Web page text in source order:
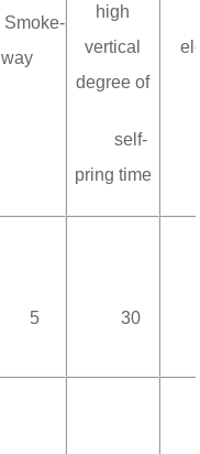
Smoke-
way
high
vertical
degree of
self-
pring time
5 30